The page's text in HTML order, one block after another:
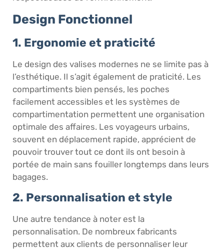
Design Fonctionnel
1. Ergonomie et praticité
Le design des valises modernes ne se limite pas à
l’esthétique. Il s’agit également de praticité. Les
compartiments bien pensés, les poches
facilement accessibles et les systèmes de
compartimentation permettent une organisation
optimale des affaires. Les voyageurs urbains,
souvent en déplacement rapide, apprécient de
pouvoir trouver tout ce dont ils ont besoin à
portée de main sans fouiller longtemps dans leurs
bagages.
2. Personnalisation et style
Une autre tendance à noter est la
personnalisation. De nombreux fabricants
permettent aux clients de personnaliser leur